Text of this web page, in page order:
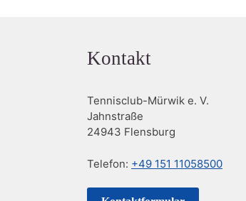
Kontakt
Tennisclub-Mürwik e. V.
Jahnstraße
24943 Flensburg
Telefon: +49 151 11058500